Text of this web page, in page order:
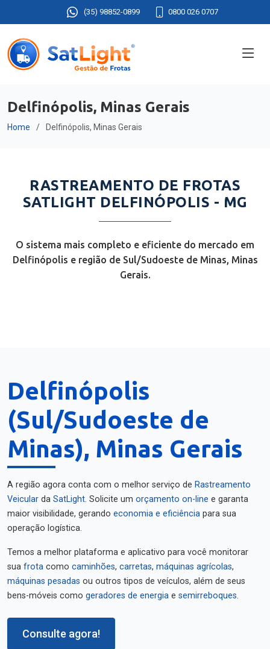
(35) 98852-0899 0800 026 0707
Delfinópolis, Minas Gerais
Home Delfinópolis, Minas Gerais
RASTREAMENTO DE FROTAS
SATLIGHT DELFINÓPOLIS - MG
O sistema mais completo e eficiente do mercado em
Delfinópolis e região de Sul/Sudoeste de Minas, Minas
Gerais.
Delfinópolis
(Sul/Sudoeste de
Minas), Minas Gerais
A região agora conta com o melhor serviço de Rastreamento
Veicular da SatLight. Solicite um orçamento on-line e garanta
maior visibilidade, gerando economia e eficiência para sua
operação logística.
Temos a melhor plataforma e aplicativo para você monitorar
sua frota como caminhões, carretas, máquinas agrícolas,
máquinas pesadas ou outros tipos de veículos, além de seus
bens-móveis como geradores de energia e semirreboques.
Consulte agora!